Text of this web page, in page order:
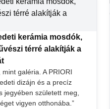
kerámia mosdók,
térré alakítják a
mint galéria. A PRIORI
dizájn és a precíz
jegyében született meg,
vigyen otthonába.”